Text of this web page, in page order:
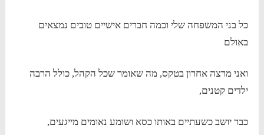
כל בני המשפחה שלי וכמה חברים אישיים טובים נמצאים
באולם
ואני מרצה אחרון בטקס, מה שאומר שכל הקהל, כולל הרבה
ילדים קטנים,
כבר יושב כשעתיים באותו כסא ושומע נאומים מייגעים,